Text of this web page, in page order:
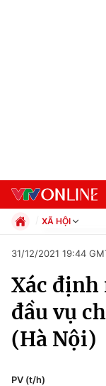
Chuyên mục
Chính trị
XÃ HỘI
Xã hội
Pháp luật
Kinh tế
Thể thao
Truyền hình
Văn hóa -
31/12/2021 19:44
Xác định
đầu vụ
(Hà Nội)
PV (t/h)